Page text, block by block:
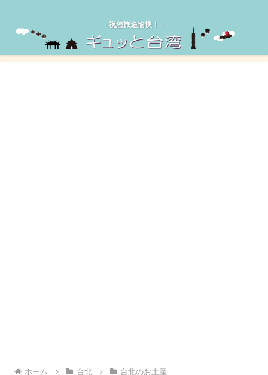
‐ 祝您旅途愉快！ -
ホーム 台北 台北のお土産